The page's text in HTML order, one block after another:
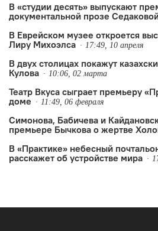
В «студии десять» выпускают
документальной прозе
В Еврейском музее откроется
Лиру Михоэлса
17:49, 10 апреля
В двух столицах покажут
Кулова
10:06, 02 марта
Театр Вкуса сыграет премьеру
доме
11:49, 06 февраля
Симонова, Бабичева и
премьере Бычкова о жертве
В «Практике» небесный
расскажет об устройстве мира